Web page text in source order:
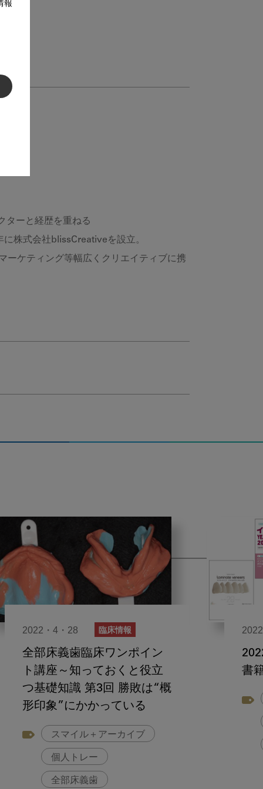
報
ーと経歴を重ねる
株式会社blissCreativeを設立。
ーケティング等幅広くクリエイティブに携
2022・4・28 臨床情報
全部床義歯臨床ワンポイン
ト講座～知っておくと役立
つ基礎知識 第3回 勝敗は“概
形印象”にかかっている
スマイル＋アーカイブ
個人トレー
全部床義歯
書